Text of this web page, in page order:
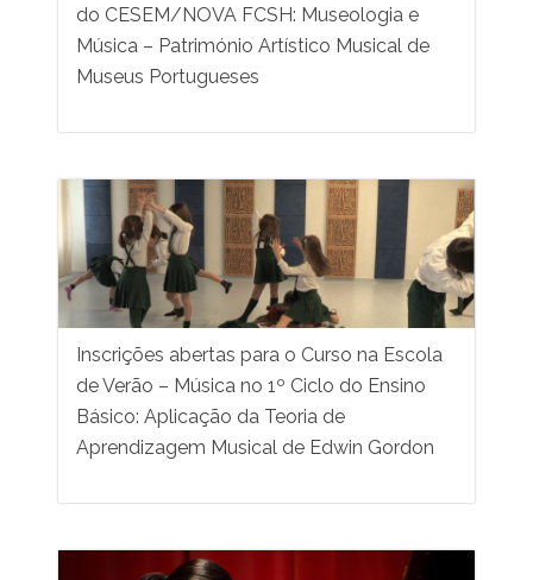
do CESEM/NOVA FCSH: Museologia e
Música – Património Artístico Musical de
Museus Portugueses
Inscrições abertas para o Curso na Escola
de Verão – Música no 1º Ciclo do Ensino
Básico: Aplicação da Teoria de
Aprendizagem Musical de Edwin Gordon